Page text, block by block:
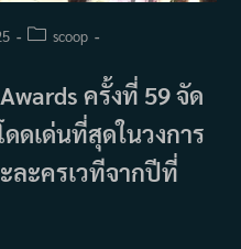
Postscoop
ครั้งที่ 59 จัด
ดเด่นที่สุดในวงการ
ละครเวทีจากปีที่